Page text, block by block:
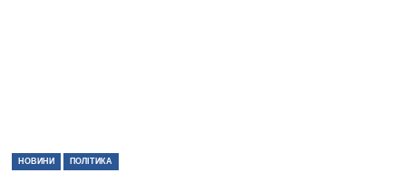
НОВИНИ ПОЛІТИКА